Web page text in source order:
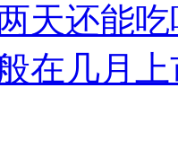
天还能吃
在几月上